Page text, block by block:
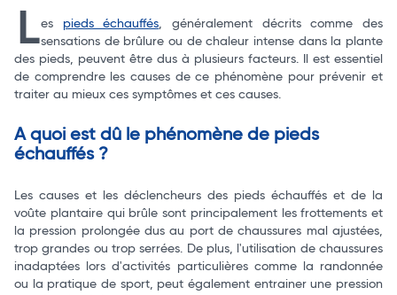
Total
L es pieds échauffés, généralement décrits comme des
sensations de brûlure ou de chaleur intense dans la plante
des pieds, peuvent être dus à plusieurs facteurs. Il est essentiel
de comprendre les causes de ce phénomène pour prévenir et
traiter au mieux ces symptômes et ces causes.
A quoi est dû le phénomène de pieds
échauffés ?
Les causes et les déclencheurs des pieds échauffés et de la
voûte plantaire qui brûle sont principalement les frottements et
la pression prolongée dus au port de chaussures mal ajustées,
trop grandes ou trop serrées. De plus, l'utilisation de chaussures
inadaptées lors d'activités particulières comme la randonnée
ou la pratique de sport, peut également entrainer une pression